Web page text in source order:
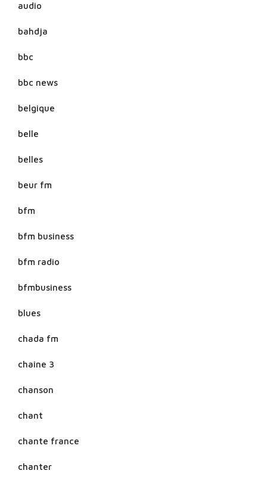
audio
bahdja
bbc
bbc news
belgique
belle
belles
beur fm
bfm
bfm business
bfm radio
bfmbusiness
blues
chada fm
chaine 3
chanson
chant
chante france
chanter